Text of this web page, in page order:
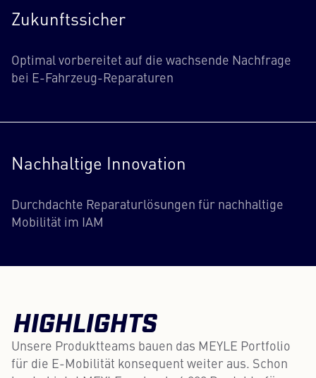
Zukunftssicher
Optimal vorbereitet auf die wachsende Nachfrage
bei E-Fahrzeug-Reparaturen
Nachhaltige Innovation
Durchdachte Reparaturlösungen für nachhaltige
Mobilität im IAM
HIGHLIGHTS
Unsere Produktteams bauen das MEYLE Portfolio
für die E-Mobilität konsequent weiter aus. Schon